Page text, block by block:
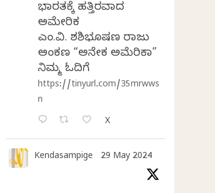
ಭಾರತಕ್ಕೆ ಹತ್ತಿರವಾದ
ಅಮೇರಿಕ
ಎಂ.ವಿ. ಶಶಿಭೂಷಣ ರಾಜು
ಅಂಕಣ “ಅನೇಕ ಅಮೆರಿಕಾ”
ನಿಮ್ಮ ಓದಿಗೆ
https://tinyurl.com/35mrwws
n
X
Kendasampige 29 May 2024